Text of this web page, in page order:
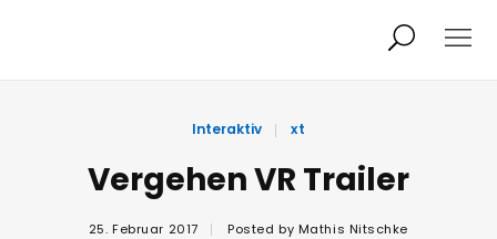
Person
Interaktiv xt
Vergehen VR Trailer
25. Februar 2017 Posted by Mathis Nitschke